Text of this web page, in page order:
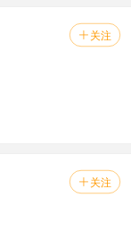
 关注
 关注